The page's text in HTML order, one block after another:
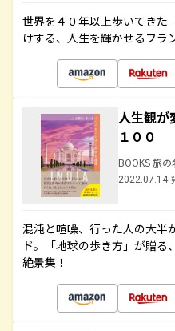
世界を４０年以上歩いてきた
けする、人生を輝かせるフラ
人生観が
１００
BOOKS 旅
2022.07.14
混沌と喧噪、行った人の大半
ド。「地球の歩き方」が贈
絶景集！